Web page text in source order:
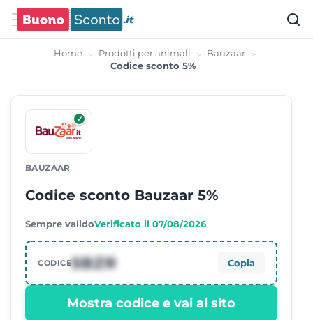
Home Prodotti per animali
Bauzaar
Codice sconto 5%
✓
BAUZAAR
Codice sconto Bauzaar 5%
Sempre validoVerificato il 07/08/2026
CODICE5BZR Copia
Mostra codice e vai al sito